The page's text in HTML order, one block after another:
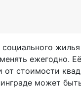
ежегодно.
от стоимости
может